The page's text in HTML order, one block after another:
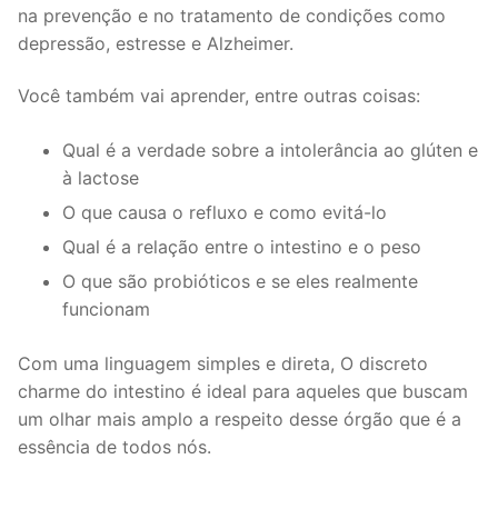
na prevenção e no tratamento de condições como
depressão, estresse e Alzheimer.
Você também vai aprender, entre outras coisas:
Qual é a verdade sobre a intolerância ao glúten e
à lactose
O que causa o refluxo e como evitá-lo
Qual é a relação entre o intestino e o peso
O que são probióticos e se eles realmente
funcionam
Com uma linguagem simples e direta, O discreto
charme do intestino é ideal para aqueles que buscam
um olhar mais amplo a respeito desse órgão que é a
essência de todos nós.